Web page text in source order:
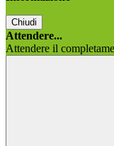
Chiudi
Attendere...
Attendere il